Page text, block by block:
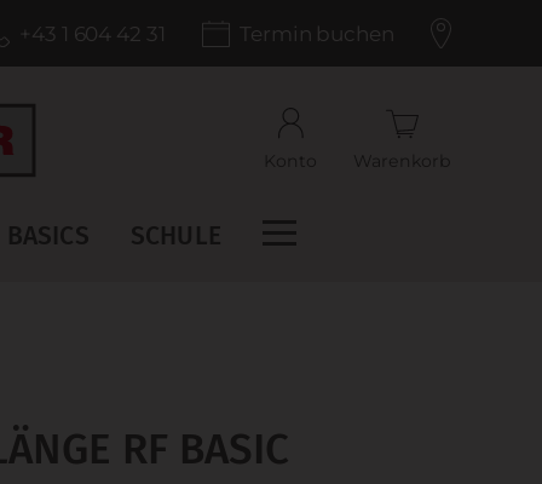
+43 1 604 42 31 Termin buchen
Konto
Warenkorb
BASICS SCHULE
RF BASIC